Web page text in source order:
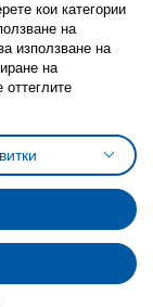
личните данни
на ikea.bg
IKEA Family
кои категории
на
използване на
на
оттеглите